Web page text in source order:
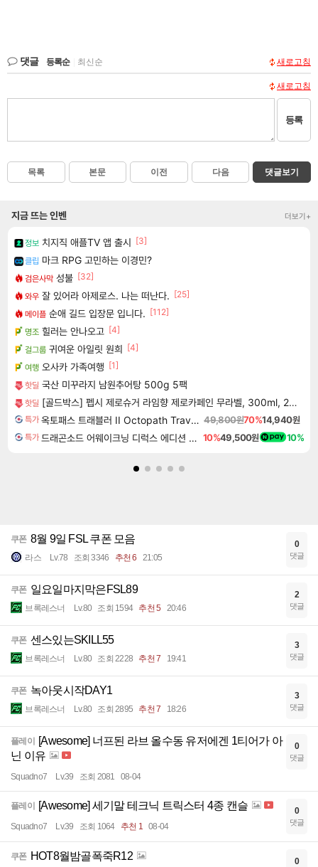
댓글 등록순 최신순 새로고침
새로고침
등록
목록 본문 이전 다음 댓글보기
지금 뜨는 인벤 더보기+
정보 치지직 애플TV 앱 출시 [3]
클립 마크 RPG 고민하는 이경민?
검은사막 성불 [32]
와우 잘 있어라 아제로스. 나는 떠난다. [25]
메이플 순애 길드 입장문 입니다. [112]
명조 힐러는 안나오고 [4]
걸그룹 귀여운 아일릿 원희 [4]
여행 오사카 가족여행 [1]
핫딜 국산 미꾸라지 남원추어탕 500g 5팩
핫딜 [골드박스] 펩시 제로슈거 라임향 제로카페인 무라벨, 300ml, 20개
특가 옥토패스 트래블러 II Octopath Traveler II 49,800원70%14,940원
특가 드래곤소드 어웨이크닝 디럭스 에디션 DragonSword Awakening Deluxe Edition 10%49,500원 10%
쿠폰 8월 9일 FSL 쿠폰 모음
라스 Lv.78 조회 3346 추천 6 21:05
0
댓글
쿠폰 일요일마지막은FSL89
브록레스너 Lv.80 조회 1594 추천 5 20:46
2
댓글
쿠폰 센스있는SKILL55
브록레스너 Lv.80 조회 2228 추천 7 19:41
3
댓글
쿠폰 녹아웃시작DAY1
브록레스너 Lv.80 조회 2895 추천 7 18:26
3
댓글
플레이
[Awesome] 너프된 라브 올수동 유저에겐 1티어가 아
닌 이유
Squadno7 Lv.39 조회 2081 08-04
0
댓글
플레이 [Awesome] 세기말 테크닉 트릭스터 4종 캔슬
Squadno7 Lv.39 조회 1064 추천 1 08-04
0
댓글
쿠폰 HOT8월밤골폭죽R12 0